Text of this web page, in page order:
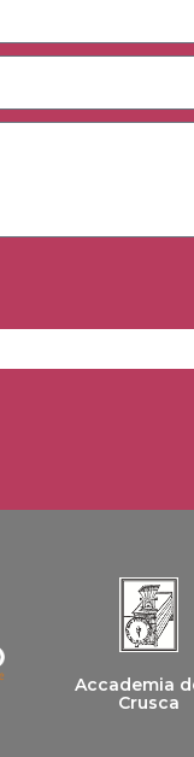
Accademia
Crusca